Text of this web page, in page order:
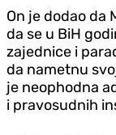
On je dodao da
da se u BiH
zajednice i
da nametnu
je neophodna
i pravosudnih